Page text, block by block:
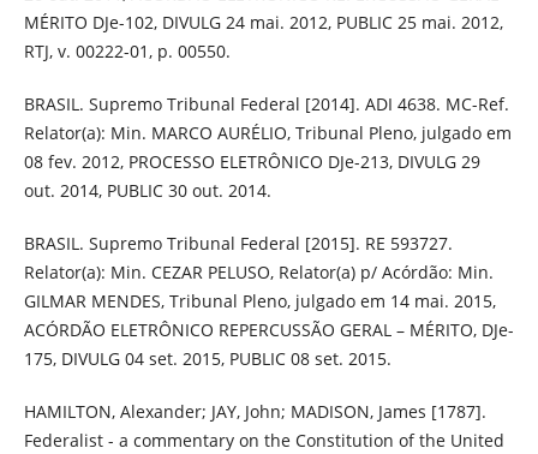
MÉRITO DJe-102, DIVULG 24 mai. 2012, PUBLIC 25 mai. 2012,
RTJ, v. 00222-01, p. 00550.
BRASIL. Supremo Tribunal Federal [2014]. ADI 4638. MC-Ref.
Relator(a): Min. MARCO AURÉLIO, Tribunal Pleno, julgado em
08 fev. 2012, PROCESSO ELETRÔNICO DJe-213, DIVULG 29
out. 2014, PUBLIC 30 out. 2014.
BRASIL. Supremo Tribunal Federal [2015]. RE 593727.
Relator(a): Min. CEZAR PELUSO, Relator(a) p/ Acórdão: Min.
GILMAR MENDES, Tribunal Pleno, julgado em 14 mai. 2015,
ACÓRDÃO ELETRÔNICO REPERCUSSÃO GERAL – MÉRITO, DJe-
175, DIVULG 04 set. 2015, PUBLIC 08 set. 2015.
HAMILTON, Alexander; JAY, John; MADISON, James [1787].
Federalist - a commentary on the Constitution of the United